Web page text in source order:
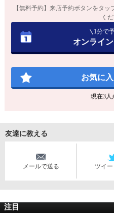
【無料予約】来店予約ボタンをタ
く
1分で
オンライ
お気に
現在3人
友達に教える
メールで送る ツイ
注目